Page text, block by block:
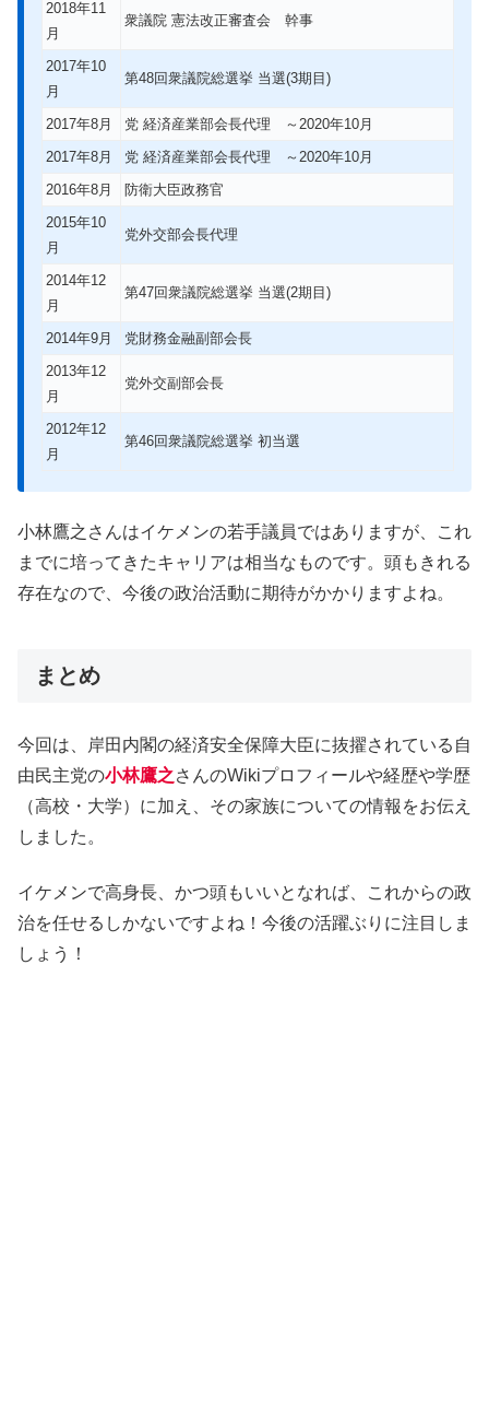
2018年11
月
衆議院 憲法改正審査会 幹事
2017年10
月
第48回衆議院総選挙 当選(3期目)
2017年8月
党 経済産業部会長代理 ～2020年10月
2017年8月
党 経済産業部会長代理 ～2020年10月
2016年8月
防衛大臣政務官
2015年10
月
党外交部会長代理
2014年12
月
第47回衆議院総選挙 当選(2期目)
2014年9月
党財務金融副部会長
2013年12
月
党外交副部会長
2012年12
月
第46回衆議院総選挙 初当選
小林鷹之さんはイケメンの若手議員ではありますが、これ
までに培ってきたキャリアは相当なものです。頭もきれる
存在なので、今後の政治活動に期待がかかりますよね。
まとめ
今回は、岸田内閣の経済安全保障大臣に抜擢されている自
由民主党の小林鷹之さんのWikiプロフィールや経歴や学歴
（高校・大学）に加え、その家族についての情報をお伝え
しました。
イケメンで高身長、かつ頭もいいとなれば、これからの政
治を任せるしかないですよね！今後の活躍ぶりに注目しま
しょう！